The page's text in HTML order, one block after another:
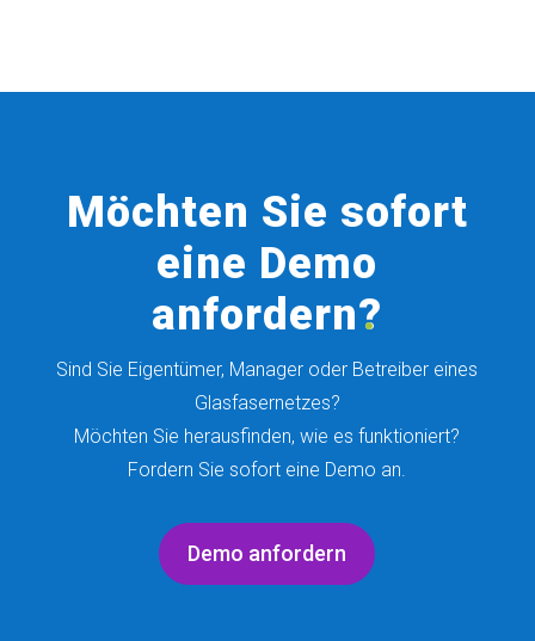
Möchten Sie sofort
eine Demo
anfordern?
Sind Sie Eigentümer, Manager oder Betreiber eines
Glasfasernetzes?
Möchten Sie herausfinden, wie es funktioniert?
Fordern Sie sofort eine Demo an.
Demo anfordern